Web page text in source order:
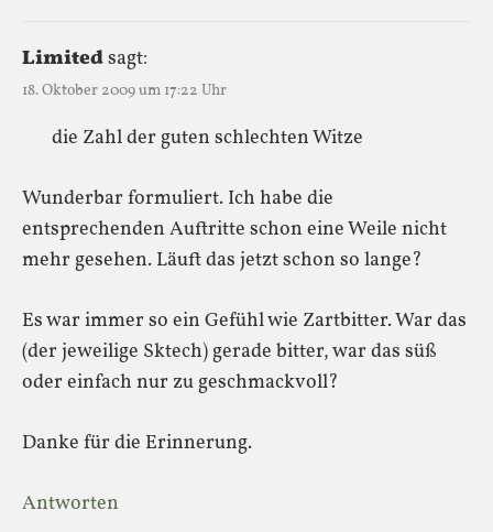
Limitedsagt:
18. Oktober 2009 um 17:22 Uhr
die Zahl der guten schlechten Witze
Wunderbar formuliert. Ich habe die
entsprechenden Auftritte schon eine Weile nicht
mehr gesehen. Läuft das jetzt schon so lange?
Es war immer so ein Gefühl wie Zartbitter. War das
(der jeweilige Sktech) gerade bitter, war das süß
oder einfach nur zu geschmackvoll?
Danke für die Erinnerung.
Antworten